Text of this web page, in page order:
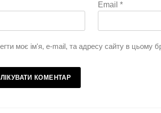
Email *
моє ім'я, e-mail, та адресу сайту в цьому